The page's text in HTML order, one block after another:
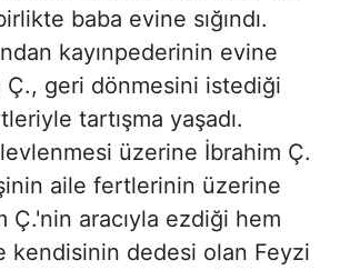
baba evine sığındı.
kayınpederinin evine
Ç., geri dönmesini istediği
tartışma yaşadı.
üzerine İbrahim Ç.
aile fertlerinin üzerine
Ç.'nin aracıyla ezdiği hem
kendisinin dedesi olan Feyzi